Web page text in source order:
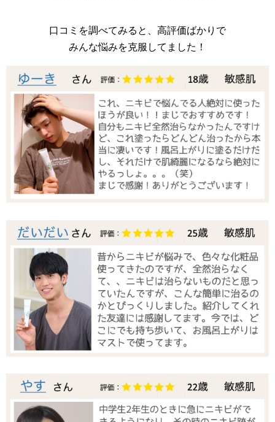
口コミを調べてみると、高評価ばかりで
みんな悩みを克服してました！